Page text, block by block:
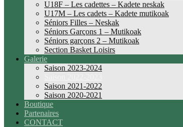
U18F – Les cadettes – Kadete neskak
U17M – Les cadets – Kadete mutikoak
Séniors Filles – Neskak
Séniors Garçons 1 – Mutikoak
Séniors garçons 2 – Mutikoak
Section Basket Loisirs
Galerie
Saison 2023-2024
Saison 2021-2022
Saison 2020-2021
Boutique
Partenaires
CONTACT